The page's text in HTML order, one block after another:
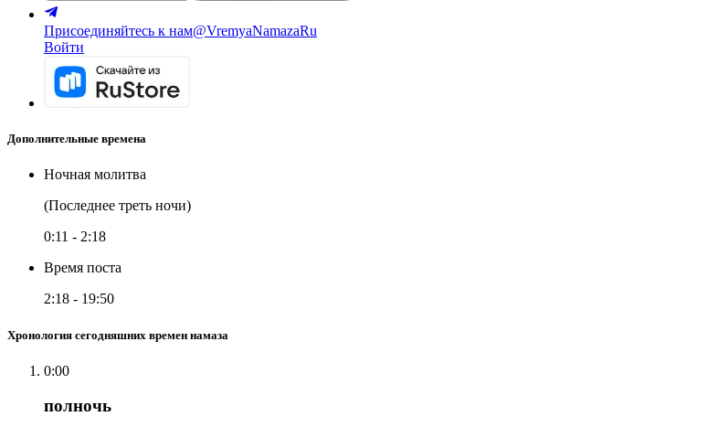
Присоединяйтесь к нам@VremyaNamazaRu
Войти
Дополнительные времена
Ночная молитва
(Последнее треть ночи)
0:11 - 2:18
Время поста
2:18 - 19:50
Хронология сегодняшних времен намаза
0:00
полночь